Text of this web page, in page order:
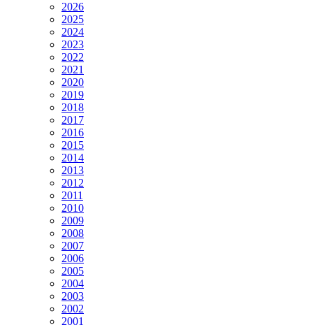
2026
2025
2024
2023
2022
2021
2020
2019
2018
2017
2016
2015
2014
2013
2012
2011
2010
2009
2008
2007
2006
2005
2004
2003
2002
2001